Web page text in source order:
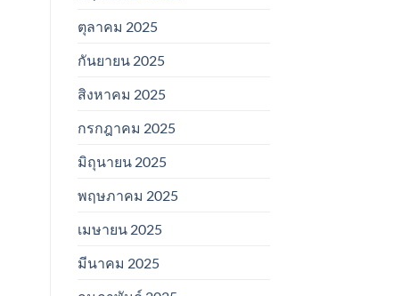
ตุลาคม 2025
กันยายน 2025
สิงหาคม 2025
กรกฎาคม 2025
มิถุนายน 2025
พฤษภาคม 2025
เมษายน 2025
มีนาคม 2025